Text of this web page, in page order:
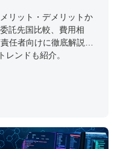
リット・デメリットか
託先国比較、費用相
任者向けに徹底解説。
ンドも紹介。